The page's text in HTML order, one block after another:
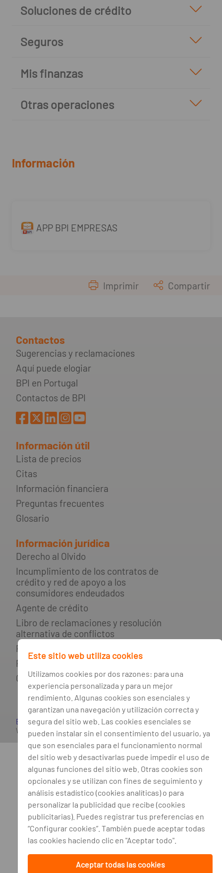
Soluciones de crédito
Seguros
Mis finanzas
Otras operaciones
Información
APP BPI EMPRESAS
Imprimir Compartir
Contactos
Sugerencias y reclamaciones
Aquí puede elogiar
BPI en Portugal
Contactos de BPI
Información útil
Lista de precios
Citas
Información financiera
Preguntas frecuentes
Glosario
Información jurídica
Derecho al Olvido
Incumplimiento de los contratos de
crédito y red de apoyo a los
consumidores endeudados
Agente de crédito
Libro de reclamaciones y resolución
alternativa de conflictos
Política de privacidad
Política de cookies
Gestión de cookies
Banco BPI©. Todos los derechos reservados. Sitio
WebAccesible
Este sitio web utiliza cookies
Utilizamos cookies por dos razones: para una
experiencia personalizada y para un mejor
rendimiento. Algunas cookies son esenciales y
garantizan una navegación y utilización correcta y
segura del sitio web. Las cookies esenciales se
pueden instalar sin el consentimiento del usuario, ya
que son esenciales para el funcionamiento normal
del sitio web y desactivarlas puede impedir el uso de
algunas funciones del sitio web. Otras cookies son
opcionales y se utilizan con fines de seguimiento y
análisis estadístico (cookies analíticas) o para
personalizar la publicidad que recibe (cookies
publicitarias). Puedes registrar tus preferencias en
“Configurar cookies”. También puede aceptar todas
las cookies haciendo clic en "Aceptar todo".
Aceptar todas las cookies